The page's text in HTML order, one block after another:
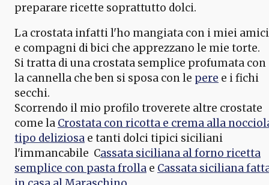
preparare ricette soprattutto dolci.
La crostata infatti l'ho mangiata con i miei amici
e compagni di bici che apprezzano le mie torte.
Si tratta di una crostata semplice profumata con
la cannella che ben si sposa con le pere e i fichi
secchi.
Scorrendo il mio profilo troverete altre crostate
come la Crostata con ricotta e crema alla
tipo deliziosa e tanti dolci tipici siciliani
l'immancabile Cassata siciliana al forno ricetta
semplice con pasta frolla e Cassata siciliana